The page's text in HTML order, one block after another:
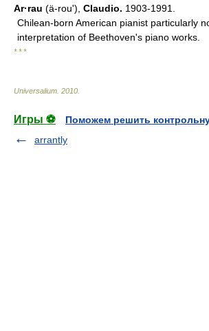
Ar·rau (ä-rouʹ), Claudio. 1903-1991.
Chilean-born American pianist particularly
interpretation of Beethoven's piano works.
* * *
Universalium 2010
Игры ⚽
Поможем решить
arrantly